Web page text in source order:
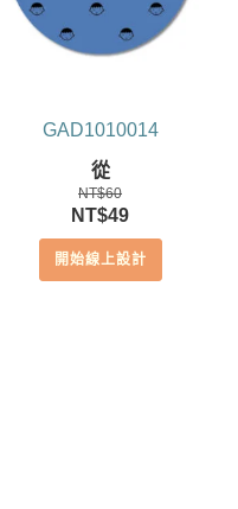
GAD1010014
從
NT$60
原
始
價
NT$49目
前
價
開始線上設計